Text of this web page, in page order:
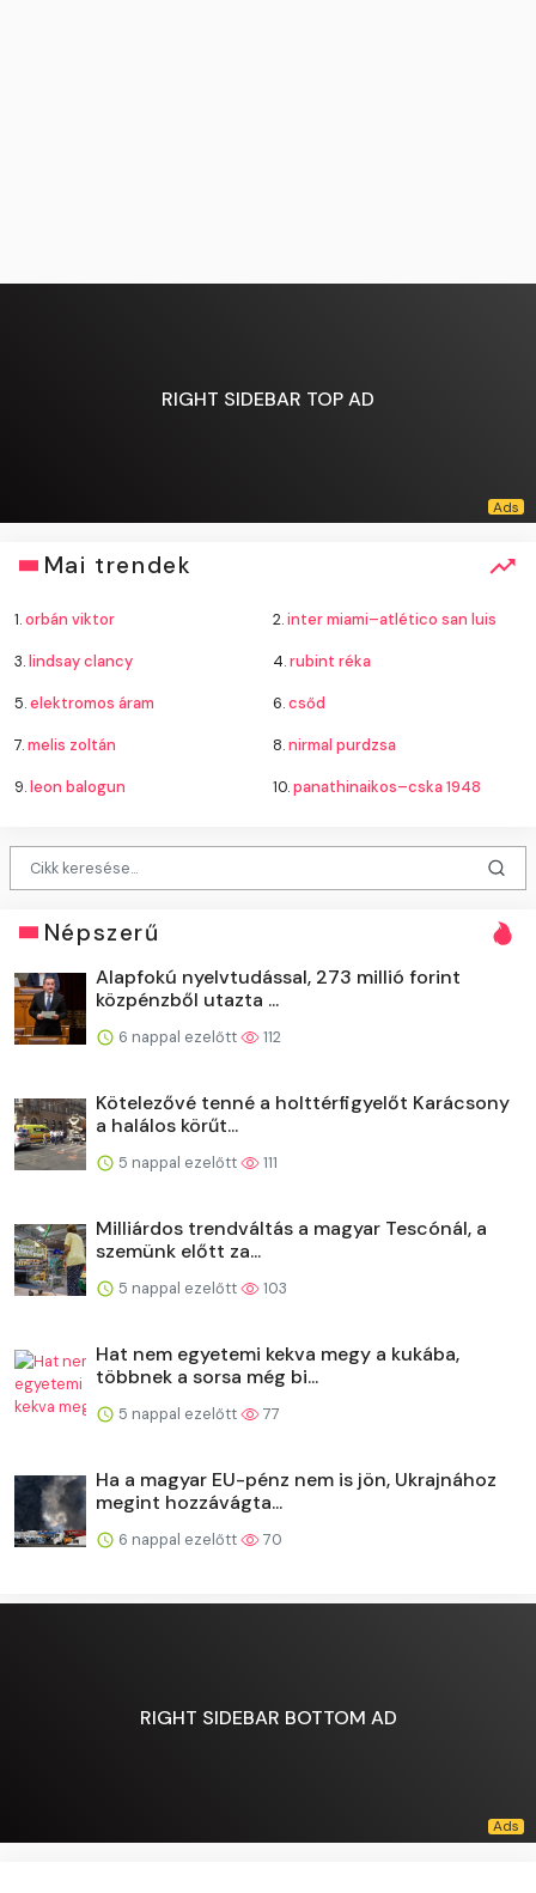
RIGHT SIDEBAR TOP AD
Mai trendek
1.orbán viktor 2.inter miami–atlético san luis
3.lindsay clancy 4.rubint réka
5.elektromos áram 6.csőd
7.melis zoltán 8.nirmal purdzsa
9.leon balogun 10.panathinaikos–cska 1948
Népszerű
Alapfokú nyelvtudással, 273 millió forint
közpénzből utazta ...
6 nappal ezelőtt 112
Kötelezővé tenné a holttérfigyelőt Karácsony
a halálos körűt...
5 nappal ezelőtt 111
Milliárdos trendváltás a magyar Tescónál, a
szemünk előtt za...
5 nappal ezelőtt 103
Hat nem egyetemi kekva megy a kukába,
többnek a sorsa még bi...
5 nappal ezelőtt 77
Ha a magyar EU-pénz nem is jön, Ukrajnához
megint hozzávágta...
6 nappal ezelőtt 70
RIGHT SIDEBAR BOTTOM AD